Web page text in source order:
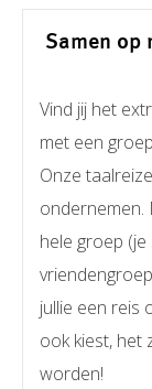
Samen op
Vind jij het
met een
Onze
ondernemen.
hele groep
jullie een reis
ook kiest, het
worden!